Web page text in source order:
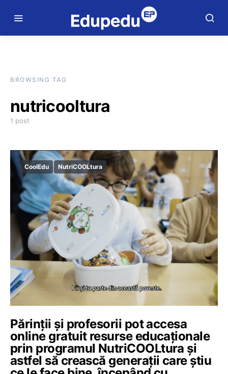
BROWSING TAG
nutricooltura
1 post
CoolEdu NutriCOOLtura
Părinții și profesorii pot accesa
online gratuit resurse educaționale
prin programul NutriCOOLtura și
astfel să crească generații care știu